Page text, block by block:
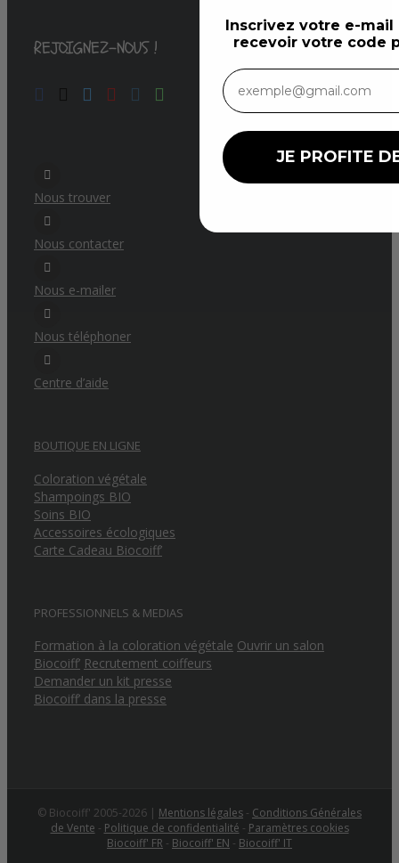
REJOIGNEZ-NOUS !
Nous trouver
Nous contacter
Nous e-mailer
Nous téléphoner
Centre d’aide
BOUTIQUE EN LIGNE
Coloration végétale
Shampoings BIO
Soins BIO
Accessoires écologiques
Carte Cadeau Biocoiff’
PROFESSIONNELS & MEDIAS
Formation à la coloration végétale Ouvrir un salon
Biocoiff’ Recrutement coiffeurs
Demander un kit presse
Biocoiff’ dans la presse
© Biocoiff' 2005-2026 | Mentions légales - Conditions Générales
de Vente - Politique de confidentialité - Paramètres cookies
Biocoiff' FR - Biocoiff' EN - Biocoiff' IT
Inscrivez votre e-
recevoir votre code
JE PROFITE